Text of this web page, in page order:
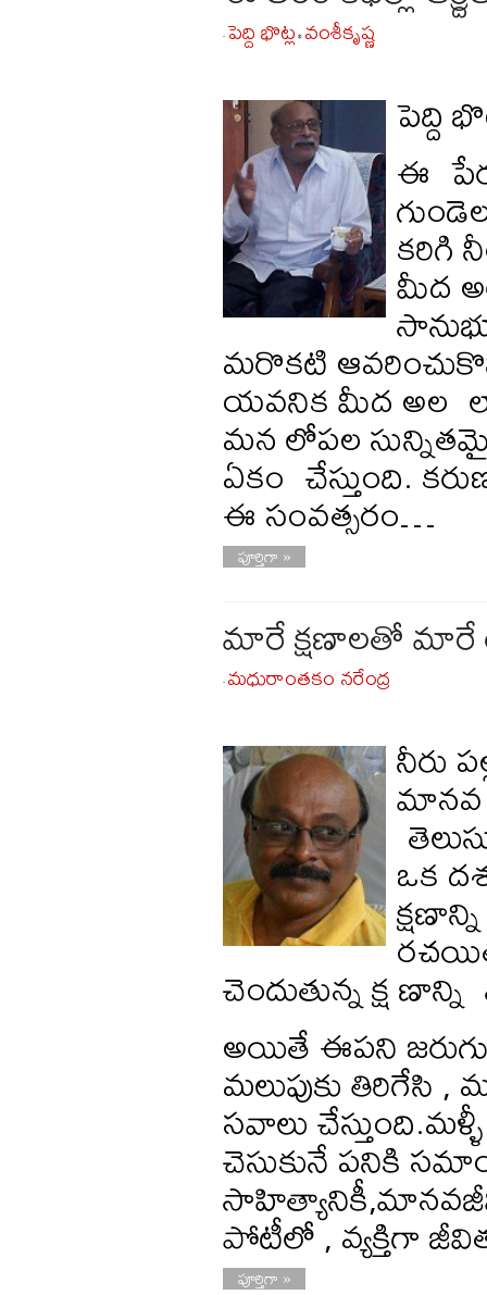
- పెద్ది భొట్ల • వంశీకృష్ణ
పెద్ది
ఈ
కరిగి
మీద
మరొకటి
యవనిక మీద అల
మన లోపల
ఏకం చేస్తుంది.
ఈ సంవత్సరం…
పూర్తిగా »
మారే క్షణాలతో మారే
- మధురాంతకం నరేంద్ర
నీరు
మానవ
ఒక
చెందుతున్న క్ష
అయితే ఈపని
మలుపుకు తిరిగేసి
సవాలు
చెసుకునే పనికి
పోటీలో , వ్యక్తిగా
పూర్తిగా »